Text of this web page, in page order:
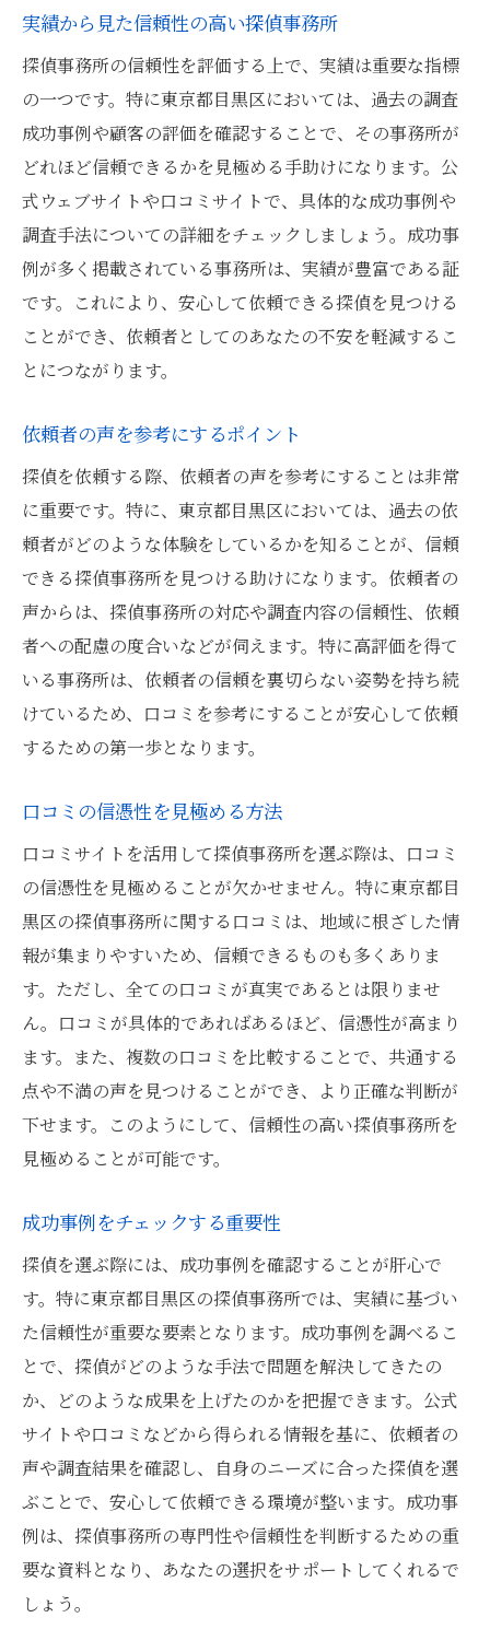
実績から見た信頼性の高い探偵事務所
探偵事務所の信頼性を評価する上で、実績は重要な指標
の一つです。特に東京都目黒区においては、過去の調査
成功事例や顧客の評価を確認することで、その事務所が
どれほど信頼できるかを見極める手助けになります。公
式ウェブサイトや口コミサイトで、具体的な成功事例や
調査手法についての詳細をチェックしましょう。成功事
例が多く掲載されている事務所は、実績が豊富である証
です。これにより、安心して依頼できる探偵を見つける
ことができ、依頼者としてのあなたの不安を軽減するこ
とにつながります。
依頼者の声を参考にするポイント
探偵を依頼する際、依頼者の声を参考にすることは非常
に重要です。特に、東京都目黒区においては、過去の依
頼者がどのような体験をしているかを知ることが、信頼
できる探偵事務所を見つける助けになります。依頼者の
声からは、探偵事務所の対応や調査内容の信頼性、依頼
者への配慮の度合いなどが伺えます。特に高評価を得て
いる事務所は、依頼者の信頼を裏切らない姿勢を持ち続
けているため、口コミを参考にすることが安心して依頼
するための第一歩となります。
口コミの信憑性を見極める方法
口コミサイトを活用して探偵事務所を選ぶ際は、口コミ
の信憑性を見極めることが欠かせません。特に東京都目
黒区の探偵事務所に関する口コミは、地域に根ざした情
報が集まりやすいため、信頼できるものも多くありま
す。ただし、全ての口コミが真実であるとは限りませ
ん。口コミが具体的であればあるほど、信憑性が高まり
ます。また、複数の口コミを比較することで、共通する
点や不満の声を見つけることができ、より正確な判断が
下せます。このようにして、信頼性の高い探偵事務所を
見極めることが可能です。
成功事例をチェックする重要性
探偵を選ぶ際には、成功事例を確認することが肝心で
す。特に東京都目黒区の探偵事務所では、実績に基づい
た信頼性が重要な要素となります。成功事例を調べるこ
とで、探偵がどのような手法で問題を解決してきたの
か、どのような成果を上げたのかを把握できます。公式
サイトや口コミなどから得られる情報を基に、依頼者の
声や調査結果を確認し、自身のニーズに合った探偵を選
ぶことで、安心して依頼できる環境が整います。成功事
例は、探偵事務所の専門性や信頼性を判断するための重
要な資料となり、あなたの選択をサポートしてくれるで
しょう。